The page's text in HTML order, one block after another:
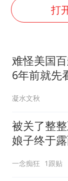
打
难怪美国
6年前就先
凝水文秋
被关了整
娘子终于
一念痴狂 1跟贴